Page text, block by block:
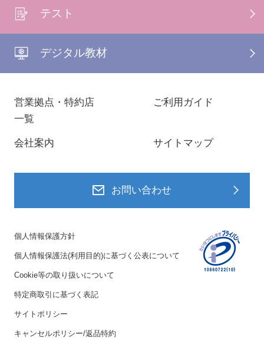
テスト
デジタル教材
営業拠点・特約店
一覧
ご利用ガイド
会社案内 サイトマップ
お問い合わせ
個人情報保護方針
個人情報保護法(利用目的)に基づく公表について
Cookie等の取り扱いについて
特定商取引に基づく表記
サイトポリシー
キャンセルポリシー/返品特約